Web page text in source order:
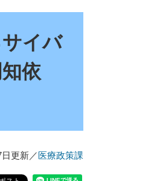
イバ
依
日更新／医療政策課